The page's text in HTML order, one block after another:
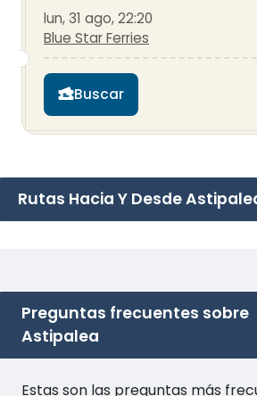
lun, 31 ago, 22:20
Blue Star Ferries
Buscar
Rutas Hacia Y Desde
Preguntas frecuentes sobre
Astipalea
Estas son las preguntas más